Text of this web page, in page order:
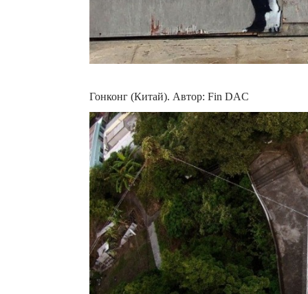
Гонконг (Китай). Автор: Fin DAC